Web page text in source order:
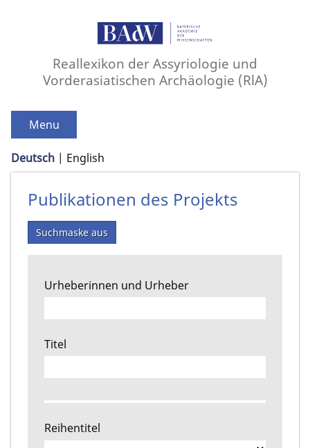
Reallexikon der Assyriologie und
Vorderasiatischen Archäologie (RlA)
Menu
Deutsch English
Publikationen des Projekts
Suchmaske aus
Urheberinnen und Urheber
Titel
Reihentitel